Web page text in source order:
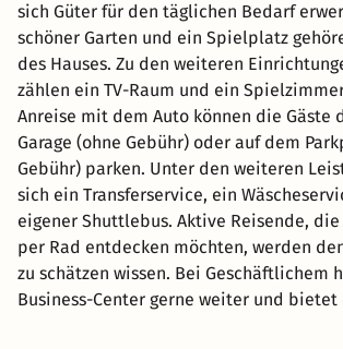
sich Güter für den täglichen Bedarf
schöner Garten und ein Spielplatz
des Hauses. Zu den weiteren
zählen ein TV-Raum und ein
Anreise mit dem Auto können die Gäste
Garage (ohne Gebühr) oder auf dem
Gebühr) parken. Unter den weiteren
sich ein Transferservice, ein
eigener Shuttlebus. Aktive Reisende,
per Rad entdecken möchten, werden
zu schätzen wissen. Bei Geschäftlichem
Business-Center gerne weiter und bietet